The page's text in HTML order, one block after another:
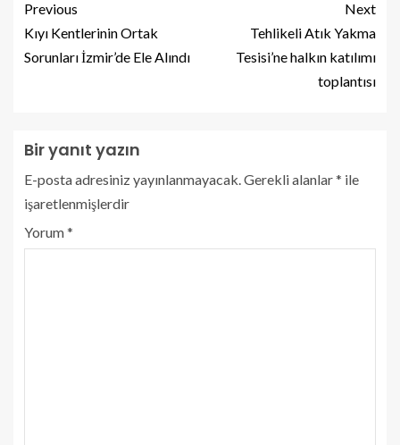
Previous
Kıyı Kentlerinin Ortak
Sorunları İzmir’de Ele Alındı
Next
Tehlikeli Atık Yakma
Tesisi’ne halkın katılımı
toplantısı
Bir yanıt yazın
E-posta adresiniz yayınlanmayacak. Gerekli alanlar* ile
işaretlenmişlerdir
Yorum*